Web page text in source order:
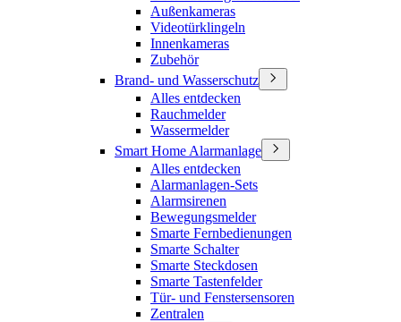
Außenkameras
Videotürklingeln
Innenkameras
Zubehör
Brand- und Wasserschutz
Alles entdecken
Rauchmelder
Wassermelder
Smart Home Alarmanlage
Alles entdecken
Alarmanlagen-Sets
Alarmsirenen
Bewegungsmelder
Smarte Fernbedienungen
Smarte Schalter
Smarte Steckdosen
Smarte Tastenfelder
Tür- und Fenstersensoren
Zentralen